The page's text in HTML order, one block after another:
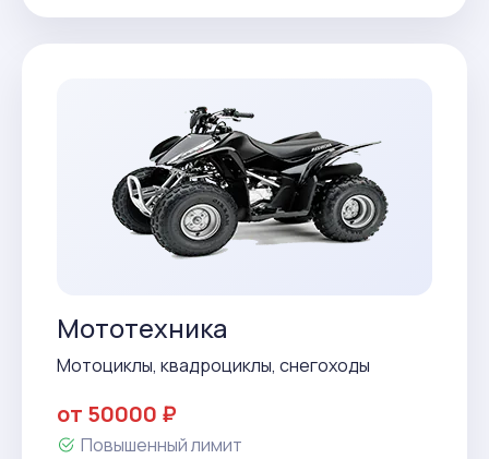
Мототехника
Мотоциклы, квадроциклы, снегоходы
от 50000 ₽
Повышенный лимит